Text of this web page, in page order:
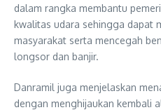
dalam rangka membantu
kwalitas udara sehingga dapat
masyarakat serta mencegah
longsor dan banjir.
Danramil juga menjelaskan
dengan menghijaukan kembali